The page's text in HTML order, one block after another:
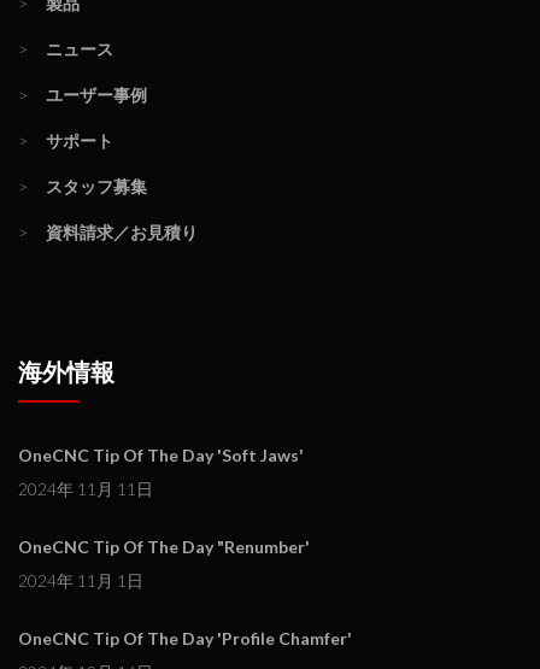
> ニュース
> ユーザー事例
> サポート
> スタッフ募集
> 資料請求／お見積り
海外情報
OneCNC Tip Of The Day 'Soft Jaws'
2024年 11月 11日
OneCNC Tip Of The Day "Renumber'
2024年 11月 1日
OneCNC Tip Of The Day 'Profile Chamfer'